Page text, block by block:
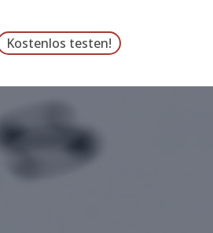
Kostenlos testen!